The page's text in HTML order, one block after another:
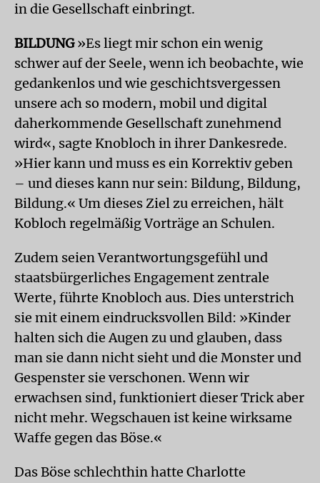
in die Gesellschaft einbringt.
BILDUNG»Es liegt mir schon ein wenig
schwer auf der Seele, wenn ich beobachte, wie
gedankenlos und wie geschichtsvergessen
unsere ach so modern, mobil und digital
daherkommende Gesellschaft zunehmend
wird«, sagte Knobloch in ihrer Dankesrede.
»Hier kann und muss es ein Korrektiv geben
– und dieses kann nur sein: Bildung, Bildung,
Bildung.« Um dieses Ziel zu erreichen, hält
Kobloch regelmäßig Vorträge an Schulen.
Zudem seien Verantwortungsgefühl und
staatsbürgerliches Engagement zentrale
Werte, führte Knobloch aus. Dies unterstrich
sie mit einem eindrucksvollen Bild: »Kinder
halten sich die Augen zu und glauben, dass
man sie dann nicht sieht und die Monster und
Gespenster sie verschonen. Wenn wir
erwachsen sind, funktioniert dieser Trick aber
nicht mehr. Wegschauen ist keine wirksame
Waffe gegen das Böse.«
Das Böse schlechthin hatte Charlotte